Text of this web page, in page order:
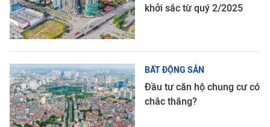
khởi sắc từ quý 2/2025
BẤT ĐỘNG SẢN
Đầu tư căn hộ chung cư có
chắc thắng?